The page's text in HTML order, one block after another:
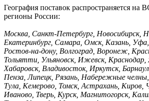
География поставок распространяется на
регионы России:
Москва, Санкт-Петербург, Новосибирск,
Екатеринбург, Самара, Омск, Казань, Уфа,
Ростов-на-дону, Волгоград, Воронеж,
Тольятти, Ульяновск, Ижевск, Краснодар,
Хабаровск, Владивосток, Иркутск,
Пенза, Липецк, Рязань, Набережные
Тула, Кемерово, Томск, Астрахань, Киров,
Иваново, Тверь, Курск, Магнитогорск,